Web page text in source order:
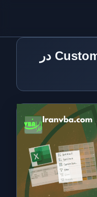
برچسب: آموزش Custom Sort در